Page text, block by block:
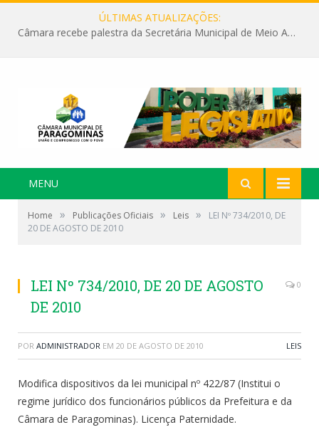
ÚLTIMAS ATUALIZAÇÕES:
Câmara recebe palestra da Secretária Municipal de Meio Ambiente sobre as ações da “SEMANA DO MEIO AMBIENTE”
MENU
Home » Publicações Oficiais » Leis »
LEI Nº 734/2010, DE
20 DE AGOSTO DE 2010
LEI Nº 734/2010, DE 20 DE AGOSTO
DE 2010
0
POR ADMINISTRADOR EM 20 DE AGOSTO DE 2010 LEIS
Modifica dispositivos da lei municipal nº 422/87 (Institui o
regime jurídico dos funcionários públicos da Prefeitura e da
Câmara de Paragominas). Licença Paternidade.